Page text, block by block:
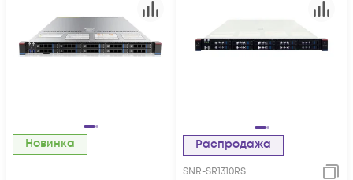
Новинка Распродажа
SNR-SR1310RS